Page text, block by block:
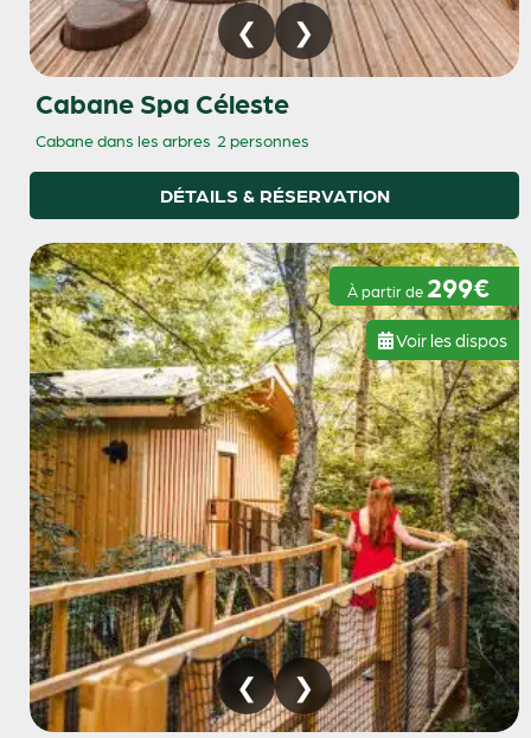
Cabane Spa Céleste
Cabane dans les arbres 2 personnes
DÉTAILS & RÉSERVATION
À partir de 299€
Voir les dispos